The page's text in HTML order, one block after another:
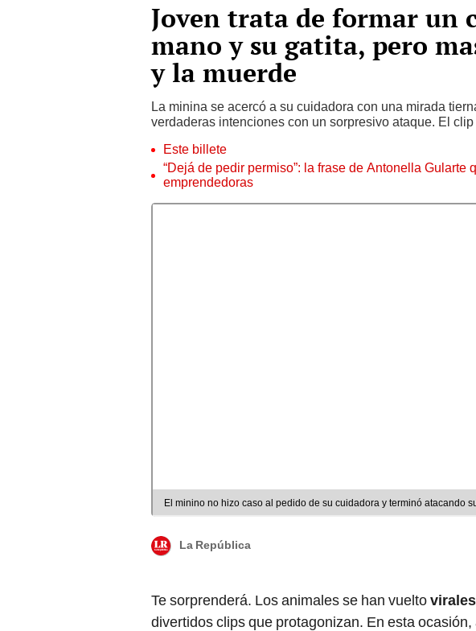
Joven trata de formar un
mano y su gatita, pero
y la muerde
La minina se acercó a su cuidadora con una mirada
verdaderas intenciones con un sorpresivo ataque. El clip
Este billete
“Dejá de pedir permiso”: la frase de Antonella Gularte
emprendedoras
El minino no hizo caso al pedido de su cuidadora y terminó atacando
La República
Te sorprenderá. Los animales se han vueltovirales
divertidos clips que protagonizan. En esta ocasión,